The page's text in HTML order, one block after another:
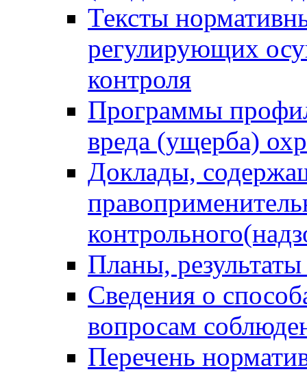
Тексты
регулирующих
контроля
Программы
вреда (ущерба)
Доклады,
Планы,
Сведения о
вопросам
Перечень